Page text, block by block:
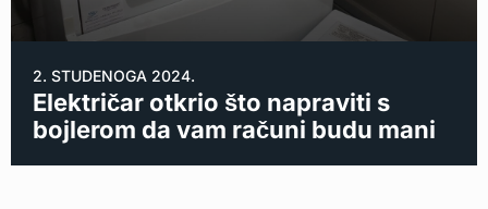
2. STUDENOGA 2024.
Električar otkrio što napraviti s
bojlerom da vam računi budu mani